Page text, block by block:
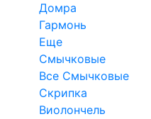
Домра
Гармонь
Еще
Смычковые
Все Смычковые
Скрипка
Виолончель